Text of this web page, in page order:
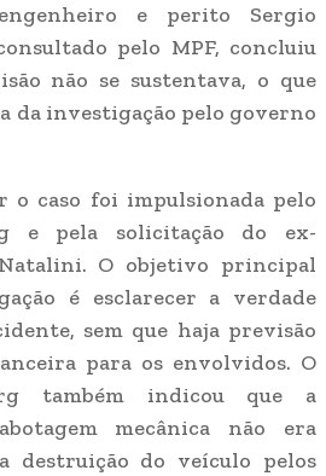
e perito Sergio
pelo MPF, concluiu
não se sustentava, o que
da investigação pelo governo
o caso foi impulsionada pelo
e pela solicitação do ex-
O objetivo principal
é esclarecer a verdade
sem que haja previsão
para os envolvidos. O
também indicou que a
mecânica não era
destruição do veículo pelos